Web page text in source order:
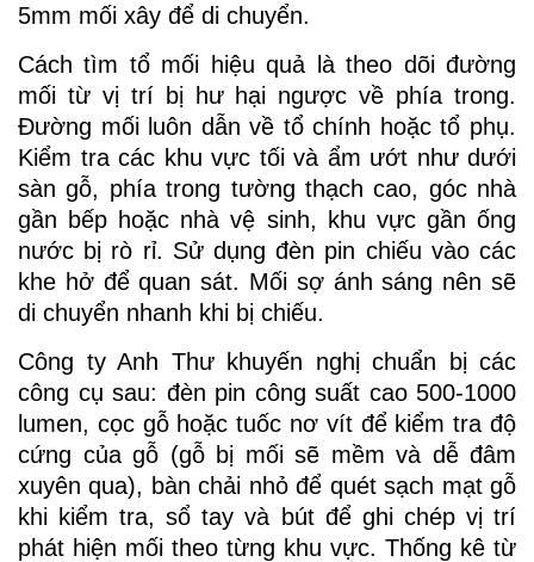
5mm mối xây để di chuyển.
Cách tìm tổ mối hiệu quả là theo dõi đường
mối từ vị trí bị hư hại ngược về phía trong.
Đường mối luôn dẫn về tổ chính hoặc tổ phụ.
Kiểm tra các khu vực tối và ẩm ướt như dưới
sàn gỗ, phía trong tường thạch cao, góc nhà
gần bếp hoặc nhà vệ sinh, khu vực gần ống
nước bị rò rỉ. Sử dụng đèn pin chiếu vào các
khe hở để quan sát. Mối sợ ánh sáng nên sẽ
di chuyển nhanh khi bị chiếu.
Công ty Anh Thư khuyến nghị chuẩn bị các
công cụ sau: đèn pin công suất cao 500-1000
lumen, cọc gỗ hoặc tuốc nơ vít để kiểm tra độ
cứng của gỗ (gỗ bị mối sẽ mềm và dễ đâm
xuyên qua), bàn chải nhỏ để quét sạch mạt gỗ
khi kiểm tra, sổ tay và bút để ghi chép vị trí
phát hiện mối theo từng khu vực. Thống kê từ